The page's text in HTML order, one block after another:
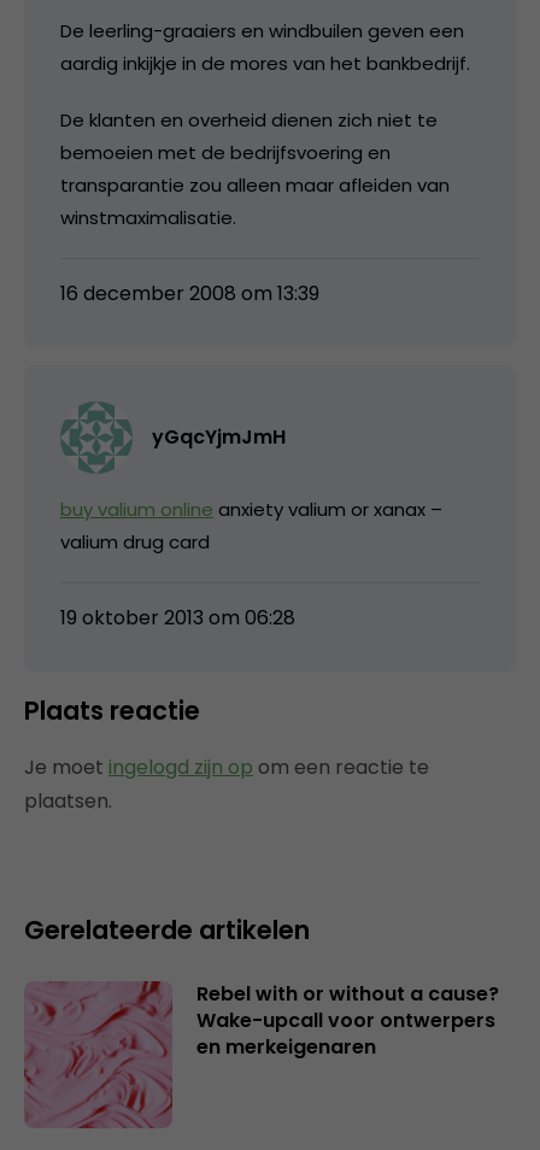
De leerling-graaiers en windbuilen geven een
aardig inkijkje in de mores van het bankbedrijf.
De klanten en overheid dienen zich niet te
bemoeien met de bedrijfsvoering en
transparantie zou alleen maar afleiden van
winstmaximalisatie.
16 december 2008 om 13:39
yGqcYjmJmH
buy valium online anxiety valium or xanax –
valium drug card
19 oktober 2013 om 06:28
Plaats reactie
Je moet ingelogd zijn op om een reactie te
plaatsen.
Gerelateerde artikelen
Rebel with or without a cause?
Wake-upcall voor ontwerpers
en merkeigenaren